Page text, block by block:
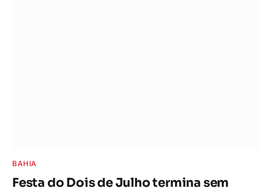
BAHIA
Festa do Dois de Julho termina sem